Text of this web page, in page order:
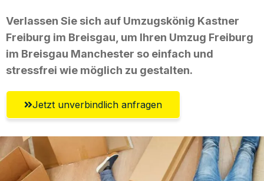
Verlassen Sie sich auf Umzugskönig Kastner
Freiburg im Breisgau, um Ihren Umzug Freiburg
im Breisgau Manchester so einfach und
stressfrei wie möglich zu gestalten.
Jetzt unverbindlich anfragen